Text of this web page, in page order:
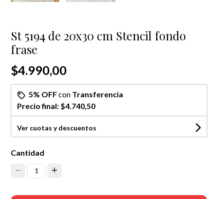
St 5194 de 20x30 cm Stencil fondo
frase
$4.990,00
5% OFFcon Transferencia
Precio final: $4.740,50
Ver cuotas y descuentos
Cantidad
1